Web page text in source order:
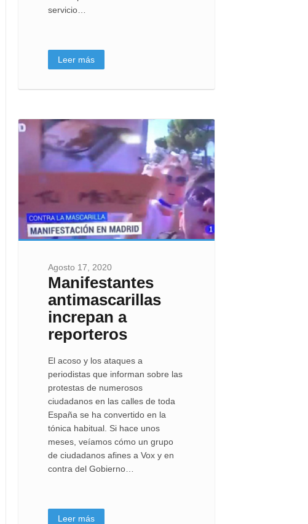
servicio…
Leer más
Agosto 17, 2020
Manifestantes
antimascarillas
increpan a
reporteros
El acoso y los ataques a
periodistas que informan sobre las
protestas de numerosos
ciudadanos en las calles de toda
España se ha convertido en la
tónica habitual. Si hace unos
meses, veíamos cómo un grupo
de ciudadanos afines a Vox y en
contra del Gobierno…
Leer más